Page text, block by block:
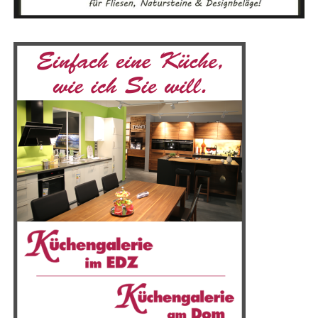
KOGA — Fach­händ­ler im Emsland
Akku-Optio­nen
Stan­dard- und Langstrecken-Akkus
Stan­dard­mä­ßig wird jedes Evia-Modell mit einem 500-
Das zuläs­si­ge Gesamt­ge­wicht des Kalk­hoff Plus Bikes
von 170 kg wird durch genaue Berech­nun­gen und diver­
se Belas­tungs­tests ermit­telt. Durch die sorg­fäl­ti­ge Aus­
wahl und Prü­fung der Kom­po­nen­ten wird sicher­ge­stellt,
dass die Räder sicher zu fah­ren sind.